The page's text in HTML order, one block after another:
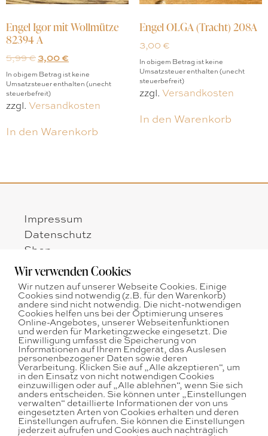
Engel Igor mit Wollmütze
82394 A
5,99€3,00€
In obigem Betrag ist keine
Umsatzsteuer enthalten (unecht
steuerbefreit)
zzgl. Versandkosten
In den Warenkorb
Engel OLGA (Tracht) 208A
3,00 €
In obigem Betrag ist keine
Umsatzsteuer enthalten (unecht
steuerbefreit)
zzgl. Versandkosten
In den Warenkorb
Impressum
Datenschutz
Shop
Zahlungsarten
Versandarten
Widerrufsbelehrung
AGB
Öffnungszeiten:
Montag - Freitag
nach telefonischer Vereinbarung
Tel: + 43 664 75036546
E-Mail:office@augenweide.co.at
Wir verwenden Cookies
Wir nutzen auf unserer Webseite Cookies. Einige
Cookies sind notwendig (z.B. für den Warenkorb)
andere sind nicht notwendig. Die nicht-notwendigen
Cookies helfen uns bei der Optimierung unseres
Online-Angebotes, unserer Webseitenfunktionen
und werden für Marketingzwecke eingesetzt. Die
Einwilligung umfasst die Speicherung von
Informationen auf Ihrem Endgerät, das Auslesen
personenbezogener Daten sowie deren
Verarbeitung. Klicken Sie auf „Alle akzeptieren“, um
in den Einsatz von nicht notwendigen Cookies
einzuwilligen oder auf „Alle ablehnen“, wenn Sie sich
anders entscheiden. Sie können unter „Einstellungen
verwalten“ detaillierte Informationen der von uns
eingesetzten Arten von Cookies erhalten und deren
Einstellungen aufrufen. Sie können die Einstellungen
jederzeit aufrufen und Cookies auch nachträglich